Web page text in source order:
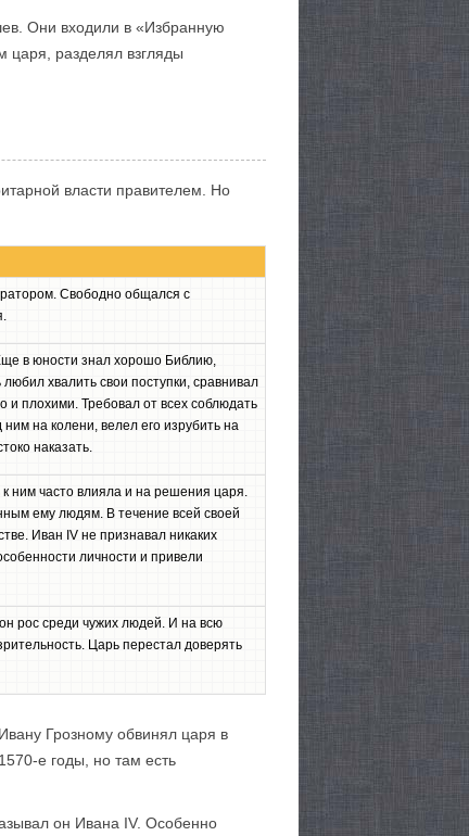
Они входили в «Избранную
царя, разделял взгляды
власти правителем. Но
Свободно общался с
в юности знал хорошо Библию,
хвалить свои поступки, сравнивал
и плохими. Требовал от всех соблюдать
на колени, велел его изрубить на
наказать.
ним часто влияла и на решения царя.
ему людям. В течение всей своей
Иван IV не признавал никаких
личности и привели
рос среди чужих людей. И на всю
Царь перестал доверять
Грозному обвинял царя в
е годы, но там есть
он Ивана IV. Особенно